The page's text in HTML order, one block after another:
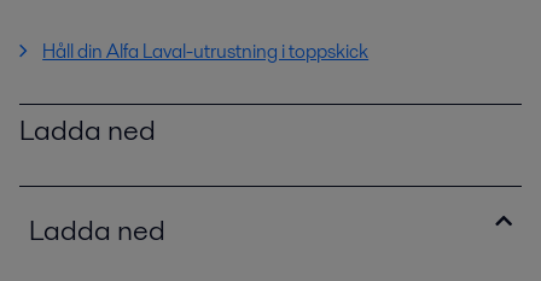
Håll din Alfa Laval-utrustning i toppskick
Ladda ned
Ladda ned